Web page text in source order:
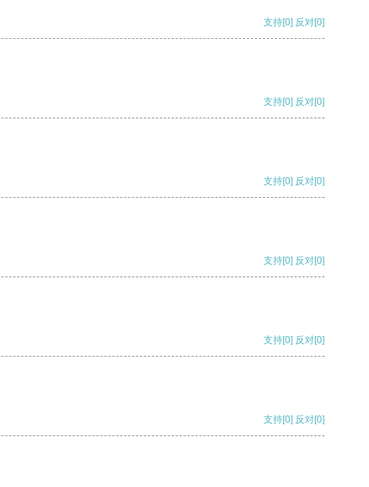
支持[0] 反对[0]
支持[0] 反对[0]
支持[0] 反对[0]
支持[0] 反对[0]
支持[0] 反对[0]
支持[0] 反对[0]